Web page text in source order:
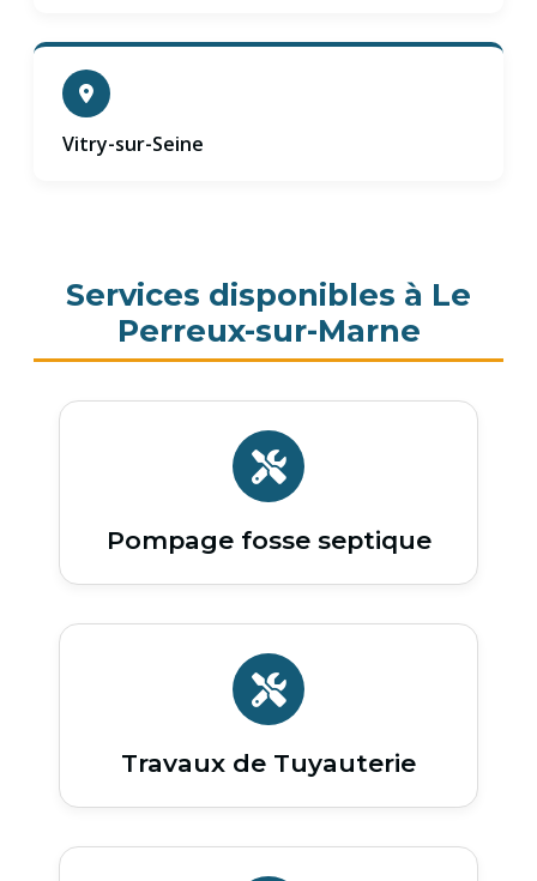
Vitry-sur-Seine
Services disponibles à Le
Perreux-sur-Marne
Pompage fosse septique
Travaux de Tuyauterie